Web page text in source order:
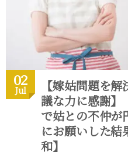
02
Jul
【嫁姑問題を
議な力に感謝】
で姑との不仲が
にお願いした
和】